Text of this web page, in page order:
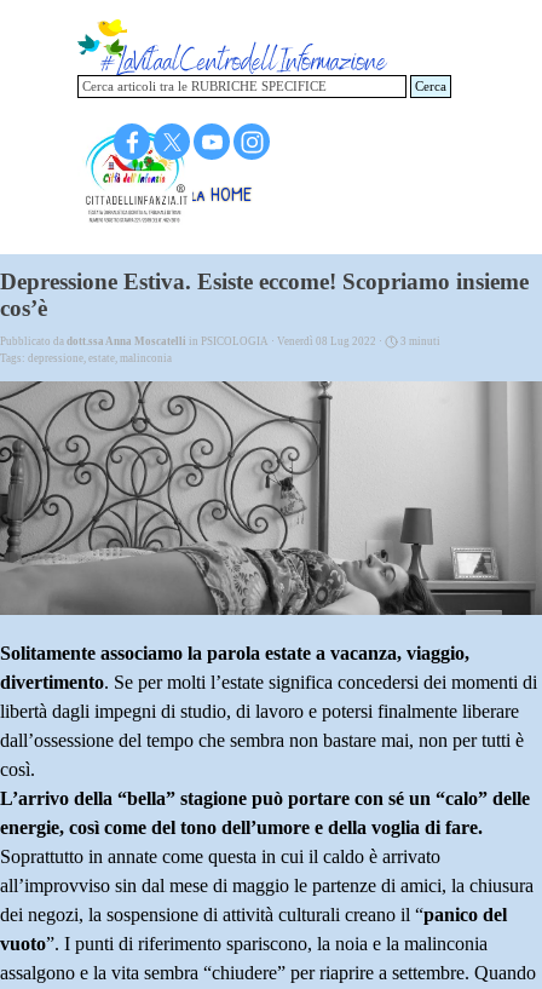
Torna alla HOME
Cerca
Depressione Estiva. Esiste eccome! Scopriamo insieme
cos’è
Pubblicato da dott.ssa Anna Moscatelli in PSICOLOGIA · Venerdì 08 Lug 2022 ·
3 minuti
Tags: depressione, estate, malinconia
Solitamente associamo la parola estate a vacanza, viaggio,
divertimento. Se per molti l’estate significa concedersi dei momenti di
libertà dagli impegni di studio, di lavoro e potersi finalmente liberare
dall’ossessione del tempo che sembra non bastare mai, non per tutti è
così.
L’arrivo della “bella” stagione può portare con sé un “calo” delle
energie, così come del tono dell’umore e della voglia di fare.
Soprattutto in annate come questa in cui il caldo è arrivato
all’improvviso sin dal mese di maggio le partenze di amici, la chiusura
dei negozi, la sospensione di attività culturali creano il “panico del
vuoto”. I punti di riferimento spariscono, la noia e la malinconia
assalgono e la vita sembra “chiudere” per riaprire a settembre. Quando